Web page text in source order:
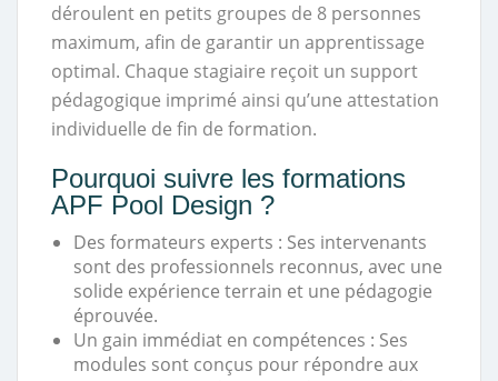
déroulent en petits groupes de 8 personnes
maximum, afin de garantir un apprentissage
optimal. Chaque stagiaire reçoit un support
pédagogique imprimé ainsi qu’une attestation
individuelle de fin de formation.
Pourquoi suivre les formations
APF Pool Design ?
Des formateurs experts : Ses intervenants
sont des professionnels reconnus, avec une
solide expérience terrain et une pédagogie
éprouvée.
Un gain immédiat en compétences : Ses
modules sont conçus pour répondre aux